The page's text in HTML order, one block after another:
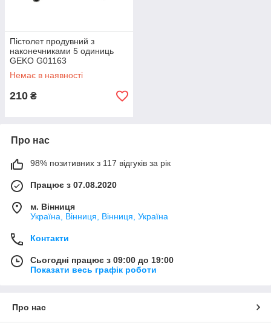
Пістолет продувний з
наконечниками 5 одиниць
GEKO G01163
Немає в наявності
210 ₴
Про нас
98% позитивних з 117 відгуків за рік
Працює з 07.08.2020
м. Вінниця
Україна, Вінниця, Вінниця, Україна
Контакти
Сьогодні працює з 09:00 до 19:00
Показати весь графік роботи
Про нас